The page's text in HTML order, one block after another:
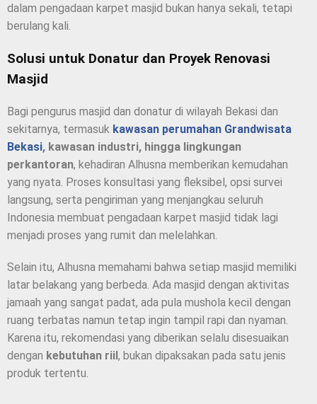
dalam pengadaan karpet masjid bukan hanya sekali, tetapi
berulang kali.
Solusi untuk Donatur dan Proyek Renovasi
Masjid
Bagi pengurus masjid dan donatur di wilayah Bekasi dan
sekitarnya, termasuk kawasan perumahan Grandwisata
Bekasi, kawasan industri, hingga lingkungan
perkantoran, kehadiran Alhusna memberikan kemudahan
yang nyata. Proses konsultasi yang fleksibel, opsi survei
langsung, serta pengiriman yang menjangkau seluruh
Indonesia membuat pengadaan karpet masjid tidak lagi
menjadi proses yang rumit dan melelahkan.
Selain itu, Alhusna memahami bahwa setiap masjid memiliki
latar belakang yang berbeda. Ada masjid dengan aktivitas
jamaah yang sangat padat, ada pula mushola kecil dengan
ruang terbatas namun tetap ingin tampil rapi dan nyaman.
Karena itu, rekomendasi yang diberikan selalu disesuaikan
dengan kebutuhan riil , bukan dipaksakan pada satu jenis
produk tertentu.